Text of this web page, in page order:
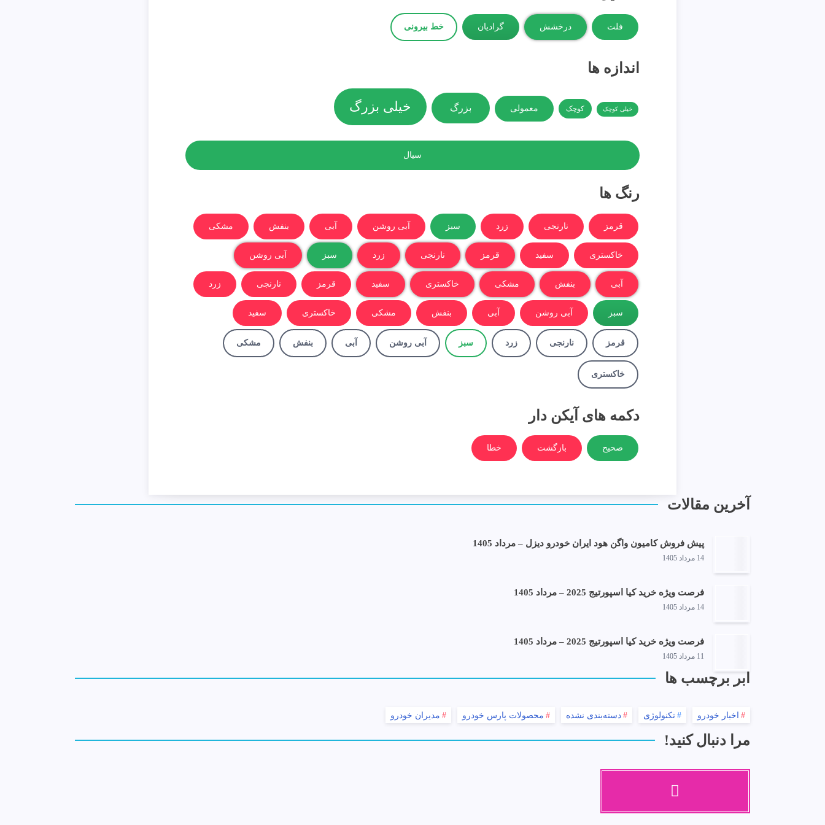
فلت درخشش گرادیان خط بیرونی
اندازه ها
خیلی کوچک کوچک معمولی بزرگ خیلی بزرگ
سیال
رنگ ها
قرمز نارنجی زرد سبز آبی روشن آبی بنفش مشکی
خاکستری سفید قرمز نارنجی زرد سبز آبی روشن
آبی بنفش مشکی خاکستری سفید قرمز نارنجی زرد
سبز آبی روشن آبی بنفش مشکی خاکستری سفید
قرمز نارنجی زرد سبز آبی روشن آبی بنفش مشکی
خاکستری
دکمه های آیکن دار
صحیح بازگشت خطا
آخرین مقالات
پیش فروش کامیون واگن هود ایران خودرو دیزل – مرداد 1405
14 مرداد 1405
فرصت ویژه خرید کیا اسپورتیج 2025 – مرداد 1405
14 مرداد 1405
فرصت ویژه خرید کیا اسپورتیج 2025 – مرداد 1405
11 مرداد 1405
ابر برچسب ها
اخبار خودرو تکنولوژی دسته‌بندی نشده محصولات پارس خودرو مدیران خودرو
مرا دنبال کنید!